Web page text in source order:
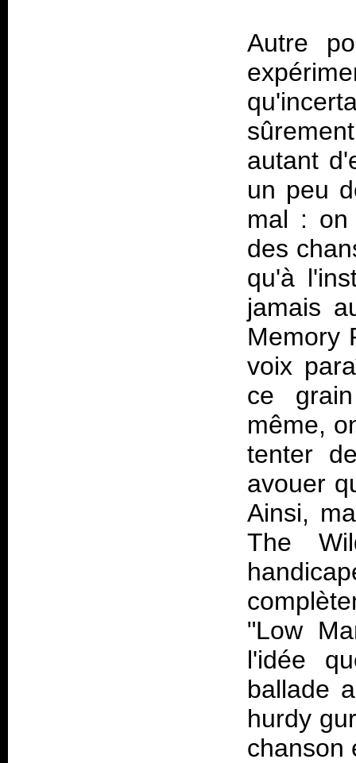
Autre
autant
un peu
mal : on
des
qu'à
jamais
Memory
voix
ce
même,
tenter
avouer
Ainsi,
The
"Low
l'idée
ballade
hurdy
chanson